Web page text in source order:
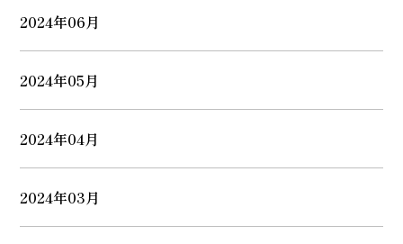
2024年06月
2024年05月
2024年04月
2024年03月